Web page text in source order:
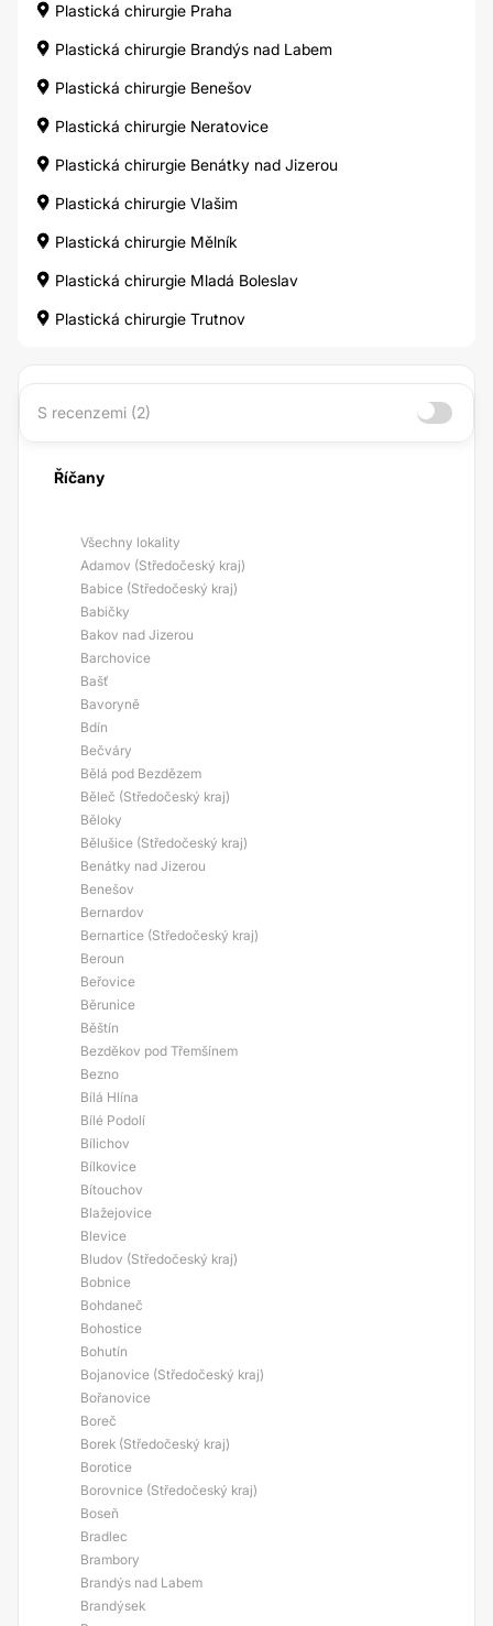
Plastická chirurgie Praha
Plastická chirurgie Brandýs nad Labem
Plastická chirurgie Benešov
Plastická chirurgie Neratovice
Plastická chirurgie Benátky nad Jizerou
Plastická chirurgie Vlašim
Plastická chirurgie Mělník
Plastická chirurgie Mladá Boleslav
Plastická chirurgie Trutnov
S recenzemi (2)
Říčany
Všechny lokality
Adamov (Středočeský kraj)
Babice (Středočeský kraj)
Babičky
Bakov nad Jizerou
Barchovice
Bašť
Bavoryně
Bdín
Bečváry
Bělá pod Bezdězem
Běleč (Středočeský kraj)
Běloky
Bělušice (Středočeský kraj)
Benátky nad Jizerou
Benešov
Bernardov
Bernartice (Středočeský kraj)
Beroun
Beřovice
Běrunice
Běštín
Bezděkov pod Třemšínem
Bezno
Bílá Hlína
Bílé Podolí
Bílichov
Bílkovice
Bítouchov
Blažejovice
Blevice
Bludov (Středočeský kraj)
Bobnice
Bohdaneč
Bohostice
Bohutín
Bojanovice (Středočeský kraj)
Bořanovice
Boreč
Borek (Středočeský kraj)
Borotice
Borovnice (Středočeský kraj)
Boseň
Bradlec
Brambory
Brandýs nad Labem
Brandýsek